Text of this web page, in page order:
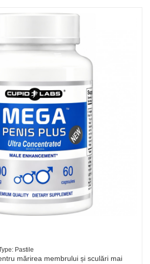
Pastile
mărirea membrului și sculări mai